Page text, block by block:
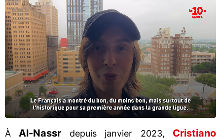
À Al-Nassr depuis janvier 2023, Cristiano